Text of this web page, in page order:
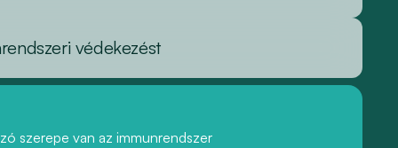
védekezést
szerepe van az immunrendszer